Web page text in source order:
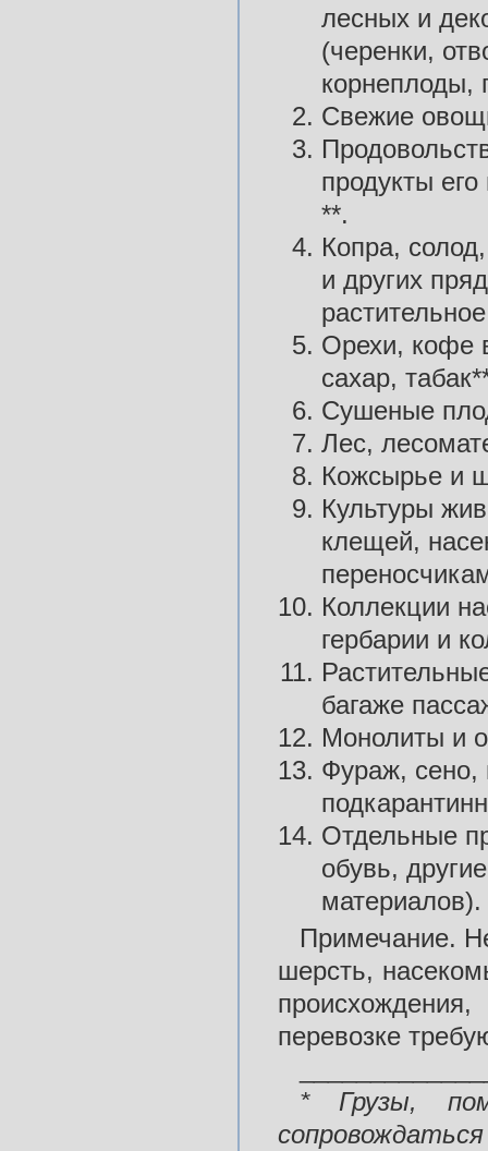
лесных и
(черенки,
корнеплоды,
Свежие
продукты
**.
Копра,
и других
Орехи, кофе
сахар,
Сушеные
Лес,
Кожсырье и
Культуры
клещей,
Коллекции
гербарии и
багаже
Монолиты и
Фураж, сено,
Отдельные
обувь,
материалов).
Примечание.
шерсть,
перевозке
* Грузы,